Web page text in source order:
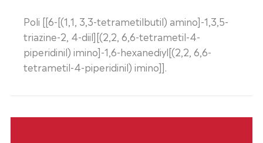
Poli [[6-[(1,1, 3,3-tetrametilbutil) amino]-1,3,5-
triazine-2, 4-diil][(2,2, 6,6-tetrametil-4-
piperidinil) imino]-1,6-hexanediyl[(2,2, 6,6-
tetrametil-4-piperidinil) imino]].